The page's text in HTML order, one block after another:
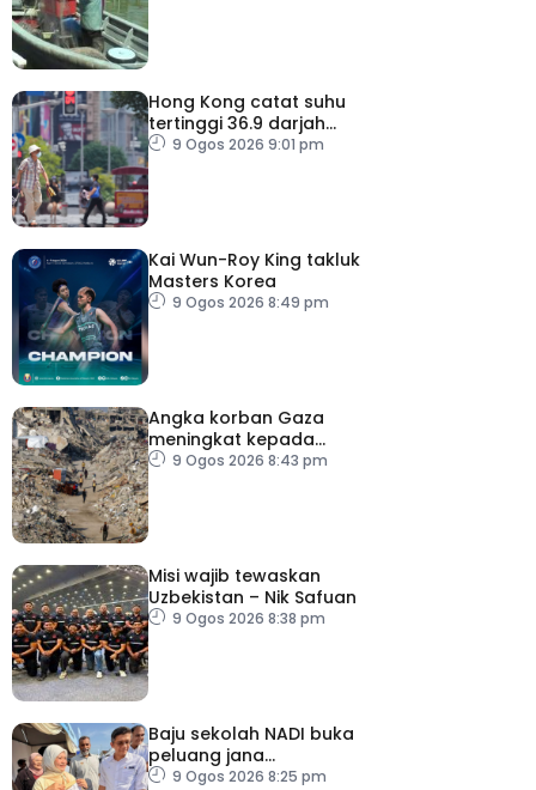
Hong Kong catat suhu
tertinggi 36.9 darjah
celsius
9 Ogos 2026 9:01 pm
Kai Wun-Roy King takluk
Masters Korea
9 Ogos 2026 8:49 pm
Angka korban Gaza
meningkat kepada
73,386 orang
9 Ogos 2026 8:43 pm
Misi wajib tewaskan
Uzbekistan – Nik Safuan
9 Ogos 2026 8:38 pm
Baju sekolah NADI buka
peluang jana
pendapatan, bantu
9 Ogos 2026 8:25 pm